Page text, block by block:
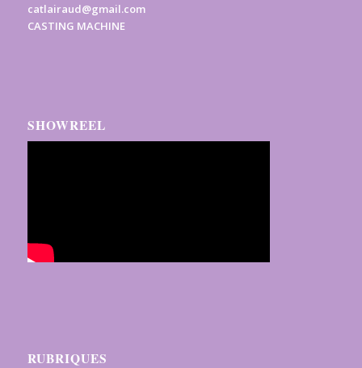
catlairaud@gmail.com
CASTING MACHINE
SHOWREEL
RUBRIQUES